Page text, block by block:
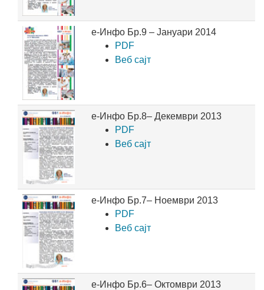
е-Инфо Бр.9 – Јануари 2014
PDF
Веб сајт
е-Инфо Бр.8– Декември 2013
PDF
Веб сајт
е-Инфо Бр.7– Ноември 2013
PDF
Веб сајт
е-Инфо Бр.6– Октомври 2013